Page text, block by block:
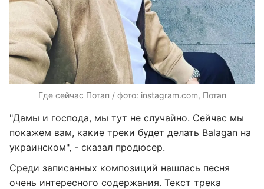
Где сейчас Потап / фото: instagram.com, Потап
"Дамы и господа, мы тут не случайно. Сейчас мы
покажем вам, какие треки будет делать Balagan на
украинском", - сказал продюсер.
Среди записанных композиций нашлась песня
очень интересного содержания. Текст трека